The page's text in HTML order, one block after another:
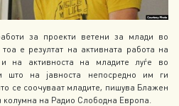
за проекти ветени за млади во
е резултат на активната работа на
на активноста на младите луѓе во
што на јавноста непосредно им ги
се соочуваат младите, пишува Блажен
на Радио Слободна Европа.